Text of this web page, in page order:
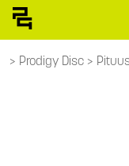
Prodigy Disc